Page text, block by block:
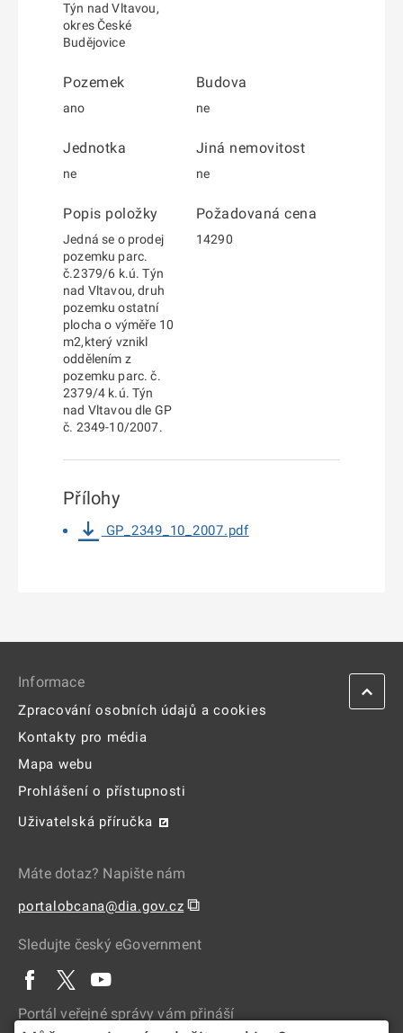
Týn nad Vltavou,
okres České
Budějovice
Pozemek
ano
Budova
ne
Jednotka
ne
Jiná nemovitost
ne
Popis položky
Jedná se o prodej
pozemku parc.
č.2379/6 k.ú. Týn
nad Vltavou, druh
pozemku ostatní
plocha o výměře 10
m2,který vznikl
oddělením z
pozemku parc. č.
2379/4 k.ú. Týn
nad Vltavou dle GP
č. 2349-10/2007.
Požadovaná cena
14290
Přílohy
GP_2349_10_2007.pdf
Informace
Zpracování osobních údajů a cookies
Kontakty pro média
Mapa webu
Prohlášení o přístupnosti
Uživatelská příručka
Máte dotaz? Napište nám
portalobcana@dia.gov.cz ⧉
Sledujte český eGovernment
Portál veřejné správy vám přináší